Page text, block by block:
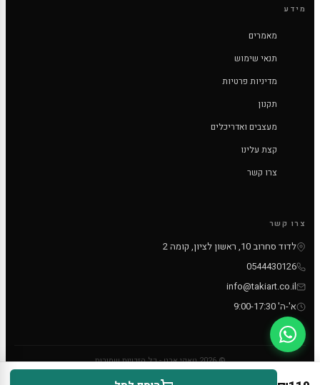
מידע
מאמרים
תנאי שימוש
מדיניות פרטיות
תקנון
מעצבים ואדריכלים
קצת עלינו
צרו קשר
צרו קשר
לדוד סחרוב 10, ראשון לציון, קומה 2
0544430126
info@takiart.co.il
א'-ה' 9:00-17:30
© 2026 טאקי ארט - כל הזכויות שמורות